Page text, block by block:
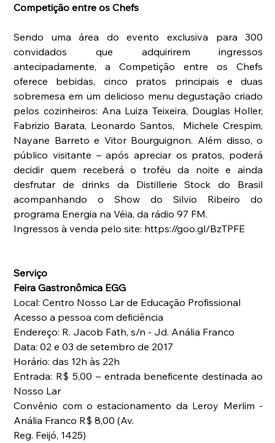
Competição entre os Chefs
Sendo uma área do evento exclusiva para 300
convidados que adquirirem ingressos
antecipadamente, a Competição entre os Chefs
oferece bebidas, cinco pratos principais e duas
sobremesa em um delicioso menu degustação criado
pelos cozinheiros: Ana Luiza Teixeira, Douglas Holler,
Fabrizio Barata, Leonardo Santos,  Michele Crespim,
Nayane Barreto e Vitor Bourguignon. Além disso, o
público visitante – após apreciar os pratos, poderá
decidir quem receberá o troféu da noite e ainda
desfrutar de drinks da Distillerie Stock do Brasil
acompanhando o Show do Silvio Ribeiro do
programa Energia na Véia, da rádio 97 FM.
Ingressos à venda pelo site: https://goo.gl/BzTPFE
Serviço
Feira Gastronômica EGG
Local: Centro Nosso Lar de Educação Profissional
Acesso a pessoa com deficiência
Endereço: R. Jacob Fath, s/n - Jd. Anália Franco
Data: 02 e 03 de setembro de 2017
Horário: das 12h às 22h
Entrada: R$ 5,00 – entrada beneficente destinada ao
Nosso Lar
Convênio com o estacionamento da Leroy Merlim -
Anália Franco R$ 8,00 (Av.
Reg. Feijó, 1425)